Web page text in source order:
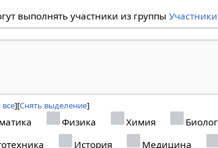
выполнять участники из группыУчастники
Снять выделение
Физика Химия
История Медицина